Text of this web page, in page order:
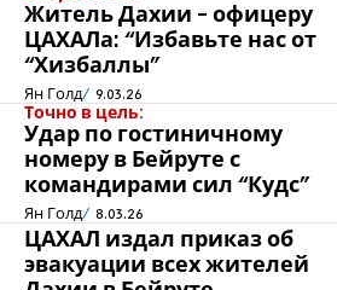
Житель Дахии - офицеру
ЦАХАЛа: “Избавьте нас от
“Хизбаллы"
Ян Голд 9.03.26
Точно в цель:
Удар по гостиничному
номеру в Бейруте с
командирами сил “Кудс"
Ян Голд 8.03.26
ЦАХАЛ издал приказ об
эвакуации всех жителей